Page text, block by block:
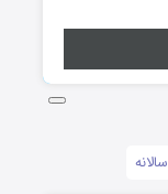
سالانه